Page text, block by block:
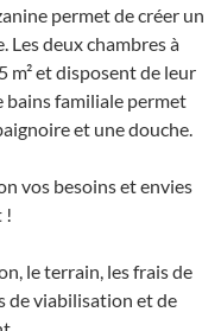
permet de créer un
Les deux chambres à
m² et disposent de leur
bains familiale permet
et une douche.
vos besoins et envies
!
le terrain, les frais de
de viabilisation et de